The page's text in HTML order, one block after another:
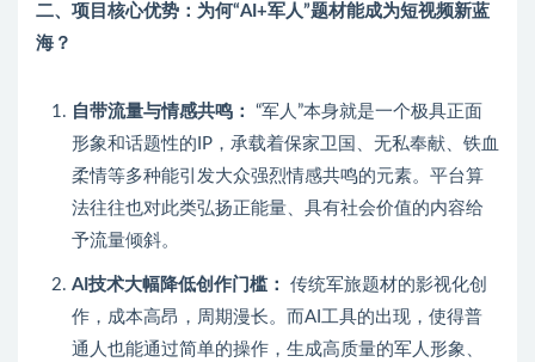
二、项目核心优势：为何“AI+军人”题材能成为短视频新蓝
海？
自带流量与情感共鸣：
“军人”本身就是一个极具正面
形象和话题性的IP，承载着保家卫国、无私奉献、铁血
柔情等多种能引发大众强烈情感共鸣的元素。平台算
法往往也对此类弘扬正能量、具有社会价值的内容给
予流量倾斜。
AI技术大幅降低创作门槛：
传统军旅题材的影视化创
作，成本高昂，周期漫长。而AI工具的出现，使得普
通人也能通过简单的操作，生成高质量的军人形象、